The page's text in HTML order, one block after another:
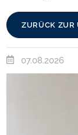
ZURÜCK ZUR
07.08.2026